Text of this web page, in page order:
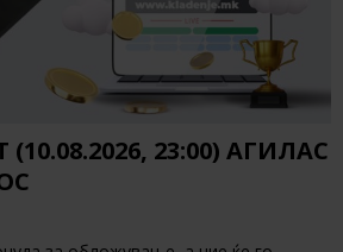
23:00) АГИЛАС